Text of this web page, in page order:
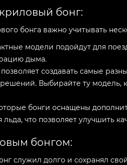
бонг:
бонга важно учитывать
модели подойдут для
дыма.
создавать самые
Выбирайте ту модель,
бонги оснащены
что позволяет улучшить
бонгом:
служил долго и сохранял